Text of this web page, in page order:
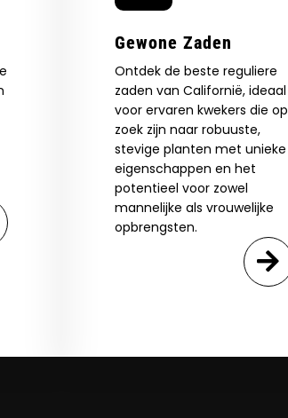
Gewone Zaden
Ontdek de beste reguliere
zaden van Californië, ideaal
voor ervaren kwekers die op
zoek zijn naar robuuste,
stevige planten met unieke
eigenschappen en het
potentieel voor zowel
mannelijke als vrouwelijke
opbrengsten.